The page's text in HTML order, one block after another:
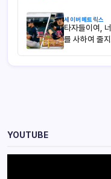
세이버메트릭스
타자들이여,
를 사하여 줄
YOUTUBE